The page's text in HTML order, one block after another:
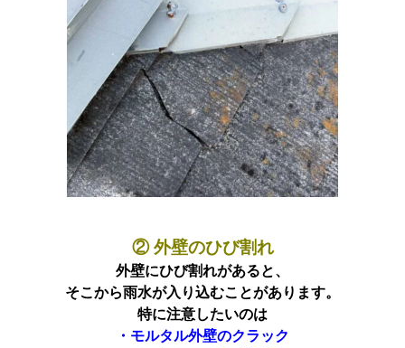
② 外壁のひび割れ
外壁にひび割れがあると、
そこから雨水が入り込むことがあります。
特に注意したいのは
・モルタル外壁のクラック